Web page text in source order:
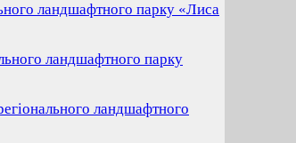
ландшафтного парку «Лиса
ландшафтного парку
ландшафтного